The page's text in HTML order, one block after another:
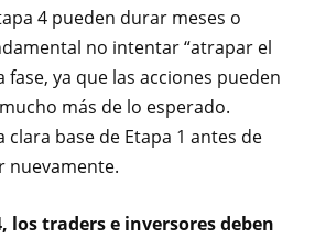
4 pueden durar meses o
no intentar “atrapar el
ya que las acciones pueden
más de lo esperado.
clara base de Etapa 1 antes de
nuevamente.
los traders e inversores deben